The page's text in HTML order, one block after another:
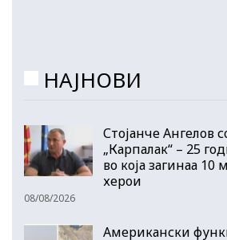
НАЈНОВИ
Стојанче Ангелов
„Карпалак“ – 25
во која загинаа 10
херои
08/08/2026
Американски